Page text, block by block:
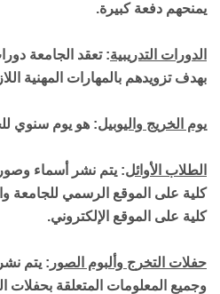
يمنحهم دفعة كبيرة.
الدورات التدريبية: تعقد الجامعة
بهدف تزويدهم بالمهارات المهنية
يوم الخريج واليوبيل: هو يوم سنوي
الطلاب الأوائل: يتم نشر أسماء
كلية على الموقع الرسمي للجامعة
كلية على الموقع الإلكتروني.
حفلات التخرج وألبوم الصور : يتم
وجميع المعلومات المتعلقة بحفلات